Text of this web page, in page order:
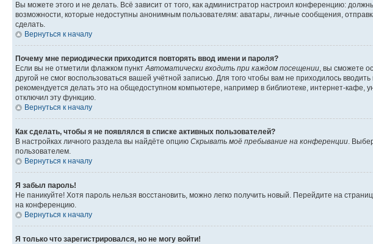
Вы можете этого и не делать. Всё зависит от того, как администратор настроил конференцию:
возможности, которые недоступны анонимным пользователям: аватары, личные сообщения,
сделать.
Вернуться к началу
Почему мне периодически приходится повторять ввод имени и пароля?
Если вы не отметили флажком пунктАвтоматически входить при каждом посещении, вы сможете
другой не смог воспользоваться вашей учётной записью. Для того чтобы вам не приходилось
рекомендуется делать это на общедоступном компьютере, например в библиотеке, интернет-кафе,
отключил эту функцию.
Вернуться к началу
Как сделать, чтобы я не появлялся в списке активных пользователей?
В настройках личного раздела вы найдёте опцию Скрывать моё пребывание на конференции.
пользователем.
Вернуться к началу
Я забыл пароль!
Не паникуйте! Хотя пароль нельзя восстановить, можно легко получить новый. Перейдите на
на конференцию.
Вернуться к началу
Я только что зарегистрировался, но не могу войти!